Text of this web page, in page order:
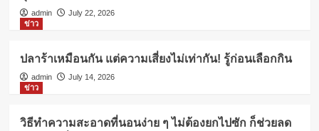
admin
July 22, 2026
ข่าว
ปลาร้าเหมือนกัน แต่ความเสี่ยงไม่เท่ากัน! รู้ก่อนเลือกกิน
admin
July 14, 2026
ข่าว
วิธีทำความสะอาดที่นอนง่าย ๆ ไม่ต้องยกไปซัก ก็ช่วยลด